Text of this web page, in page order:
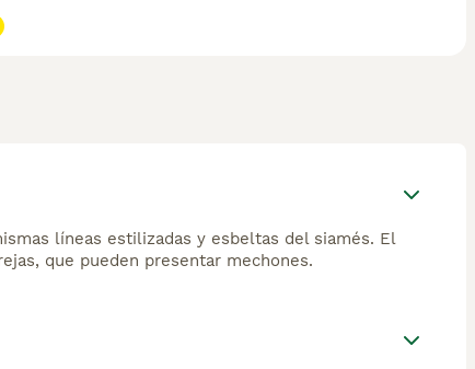
líneas estilizadas y esbeltas del siamés. El
que pueden presentar mechones.